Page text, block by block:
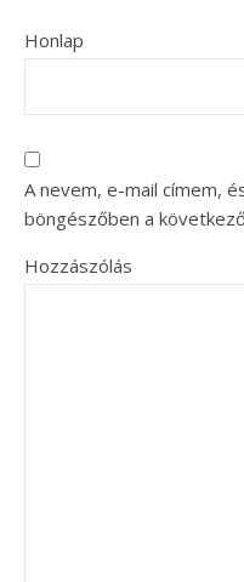
Honlap
A nevem, e-mail címem,
böngészőben a
Hozzászólás